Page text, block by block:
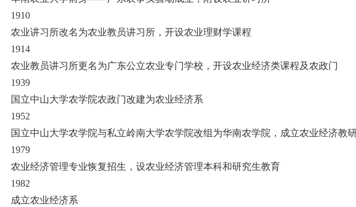
1910
农业讲习所改名为农业教员讲习所，开设农业理财学课程
1914
农业教员讲习所更名为广东公立农业专门学校，开设农业经济类课程及农政门
1939
国立中山大学农学院农政门改建为农业经济系
1952
国立中山大学农学院与私立岭南大学农学院改组为华南农学院，成立农业经济教
1979
农业经济管理专业恢复招生，设农业经济管理本科和研究生教育
1982
成立农业经济系